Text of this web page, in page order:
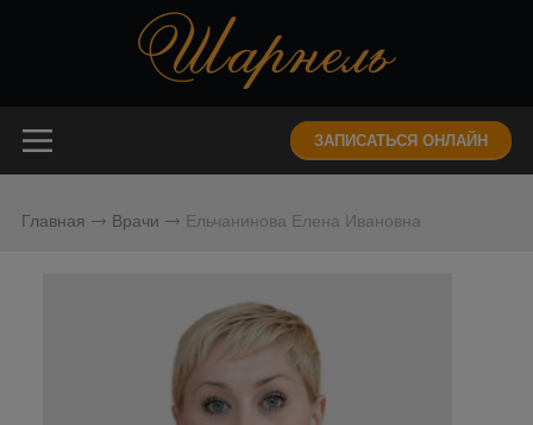
ЗАПИСАТЬСЯ ОНЛАЙН
Главная Врачи Ельчанинова Елена Ивановна